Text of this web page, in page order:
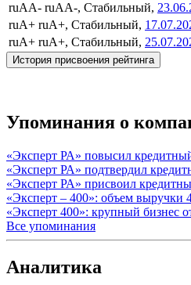
ruAA- ruAA-, Стабильный,
ruA+ ruA+, Стабильный,
ruA+ ruA+, Стабильный,
История присвоения рейтинга
Упоминания о
«Эксперт РА» повысил
«Эксперт РА» подтвердил
«Эксперт РА» присвоил
«Эксперт – 400»: объем выручки
«Эксперт 400»: крупный бизнес
Все упоминания
Аналитика